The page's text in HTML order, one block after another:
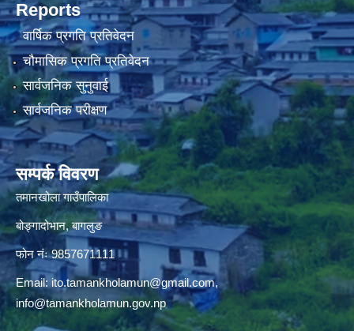
Reports
वार्षिक प्रगति प्रतिवेदन
चौमासिक प्रगति प्रतिवेदन
सार्वजनिक सुनुवाई
सार्वजनिक परीक्षण
सम्पर्क विवरण
तमानखोला गाउँपालिका
बोङ्गादोभान, बागलुङ
फोन नंः 9857671111
Email: ito.tamankholamun@gmail.com,
info@tamankholamun.gov.np